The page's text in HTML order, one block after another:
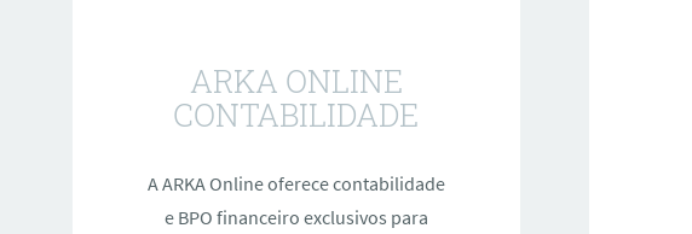
ARKA ONLINE
CONTABILIDADE
A ARKA Online oferece contabilidade
e BPO financeiro exclusivos para